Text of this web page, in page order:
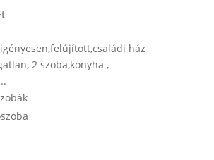
ház
2 szoba,konyha ,